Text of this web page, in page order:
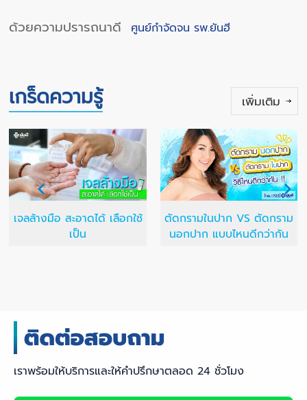
ด้วยความปรารถนาดี
ศูนย์กำจัดจน รพ.ยันฮี
เกร็ดความรู้ เพิ่มเติม
เจลล้างมือ สะอาดได้ เลือกใช้
เป็น
ตัดกรามในปาก VS ตัดกราม
นอกปาก แบบไหนดีกว่ากัน
เราพร้อมให้บริการและให้คำปรึกษาตลอด 24 ชั่วโมง